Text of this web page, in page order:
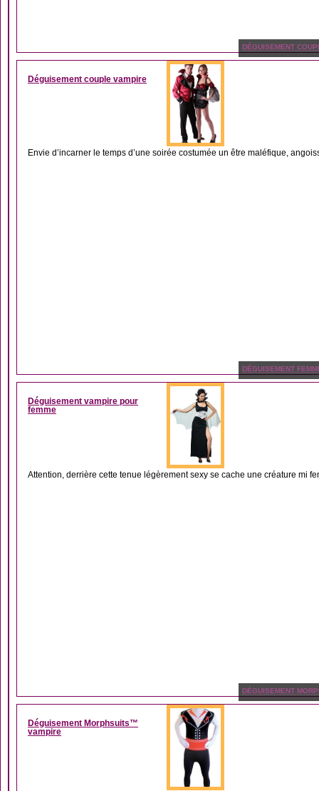
DÉGUISEMENT
Déguisement couple vampire
Envie d’incarner le temps d’une soirée costumée un être maléfique,
DÉGUISEMENT
Déguisement vampire pour
femme
Attention, derrière cette tenue légèrement sexy se cache une créature mi
DÉGUISEMENT
Déguisement Morphsuits™
vampire